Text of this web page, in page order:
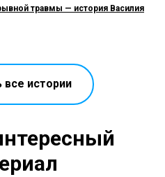
травмы — история Василия
истории